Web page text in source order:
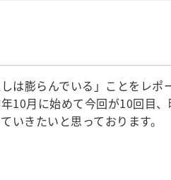
膨らんでいる」ことをレ
10月に始めて今回が10回目
きたいと思っております。